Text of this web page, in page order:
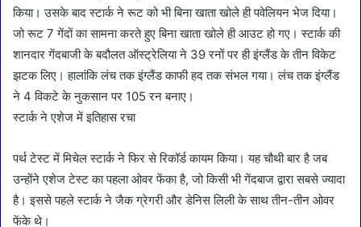
किया। उसके बाद स्टार्क ने रूट को भी बिना खाता खोले ही पवेलियन भेज दिया।
जो रूट 7 गेंदों का सामना करते हुए बिना खाता खोले ही आउट हो गए। स्टार्क की
शानदार गेंदबाजी के बदौलत ऑस्ट्रेलिया ने 39 रनों पर ही इंग्लैंड के तीन विकेट
झटक लिए। हालांकि लंच तक इंग्लैंड काफी हद तक संभल गया। लंच तक इंग्लैंड
ने 4 विकटे के नुकसान पर 105 रन बनाए।
स्टार्क ने एशेज में इतिहास रचा
पर्थ टेस्ट में मिचेल स्टार्क ने फिर से रिकॉर्ड कायम किया। यह चौथी बार है जब
उन्होंने एशेज टेस्ट का पहला ओवर फेंका है, जो किसी भी गेंदबाज द्वारा सबसे ज्यादा
है। इससे पहले स्टार्क ने जैक ग्रेगरी और डेनिस लिली के साथ तीन-तीन ओवर
फेंके थे।